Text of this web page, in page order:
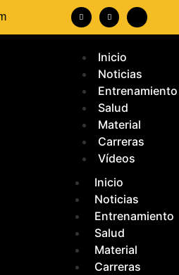
Inicio
Noticias
Entrenamiento
Salud
Material
Carreras
Vídeos
Inicio
Noticias
Entrenamiento
Salud
Material
Carreras